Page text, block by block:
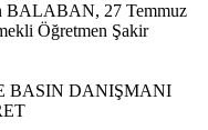
BALABAN, 27 Temmuz
Öğretmen Şakir